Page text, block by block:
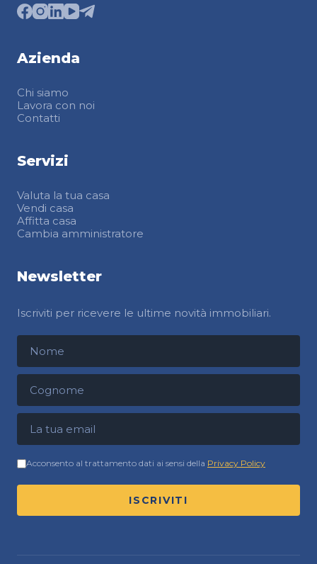
Azienda
Chi siamo
Lavora con noi
Contatti
Servizi
Valuta la tua casa
Vendi casa
Affitta casa
Cambia amministratore
Newsletter
Iscriviti per ricevere le ultime novità immobiliari.
Nome
Cognome
Indirizzo email
Acconsento al trattamento dati ai sensi della Privacy Policy
ISCRIVITI